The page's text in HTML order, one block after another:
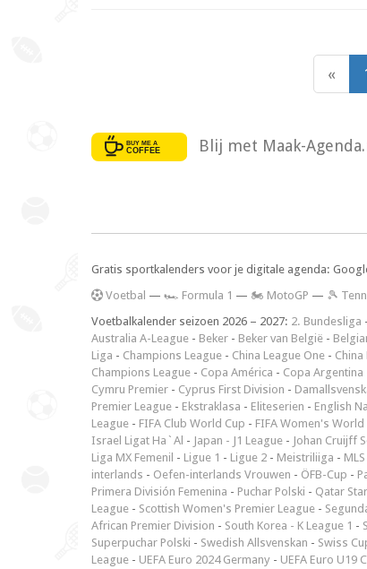
«
Blij met Maak-
Gratis sportkalenders voor je digitale agenda:
Voetbal — 🏎️ Formula 1 — 🏍 MotoGP — 🎾
Voetbalkalender seizoen 2026 – 2027: 2. Bundesliga -
Australia A-League - Beker - Beker van België -
Liga - Champions League - China League One -
Champions League - Copa América - Copa Argentina
Cymru Premier - Cyprus First Division -
Premier League - Ekstraklasa - Eliteserien - English
League - FIFA Club World Cup - FIFA Women's World
Israel Ligat Ha`Al - Japan - J1 League - Johan Cruijff
Liga MX Femenil - Ligue 1 - Ligue 2 - Meistriliiga - MLS
interlands - Oefen-interlands Vrouwen - ÖFB-Cup -
Primera División Femenina - Puchar Polski - Qatar
League - Scottish Women's Premier League -
African Premier Division - South Korea - K League 1 -
Superpuchar Polski - Swedish Allsvenskan - Swiss
League - UEFA Euro 2024 Germany - UEFA Euro U19